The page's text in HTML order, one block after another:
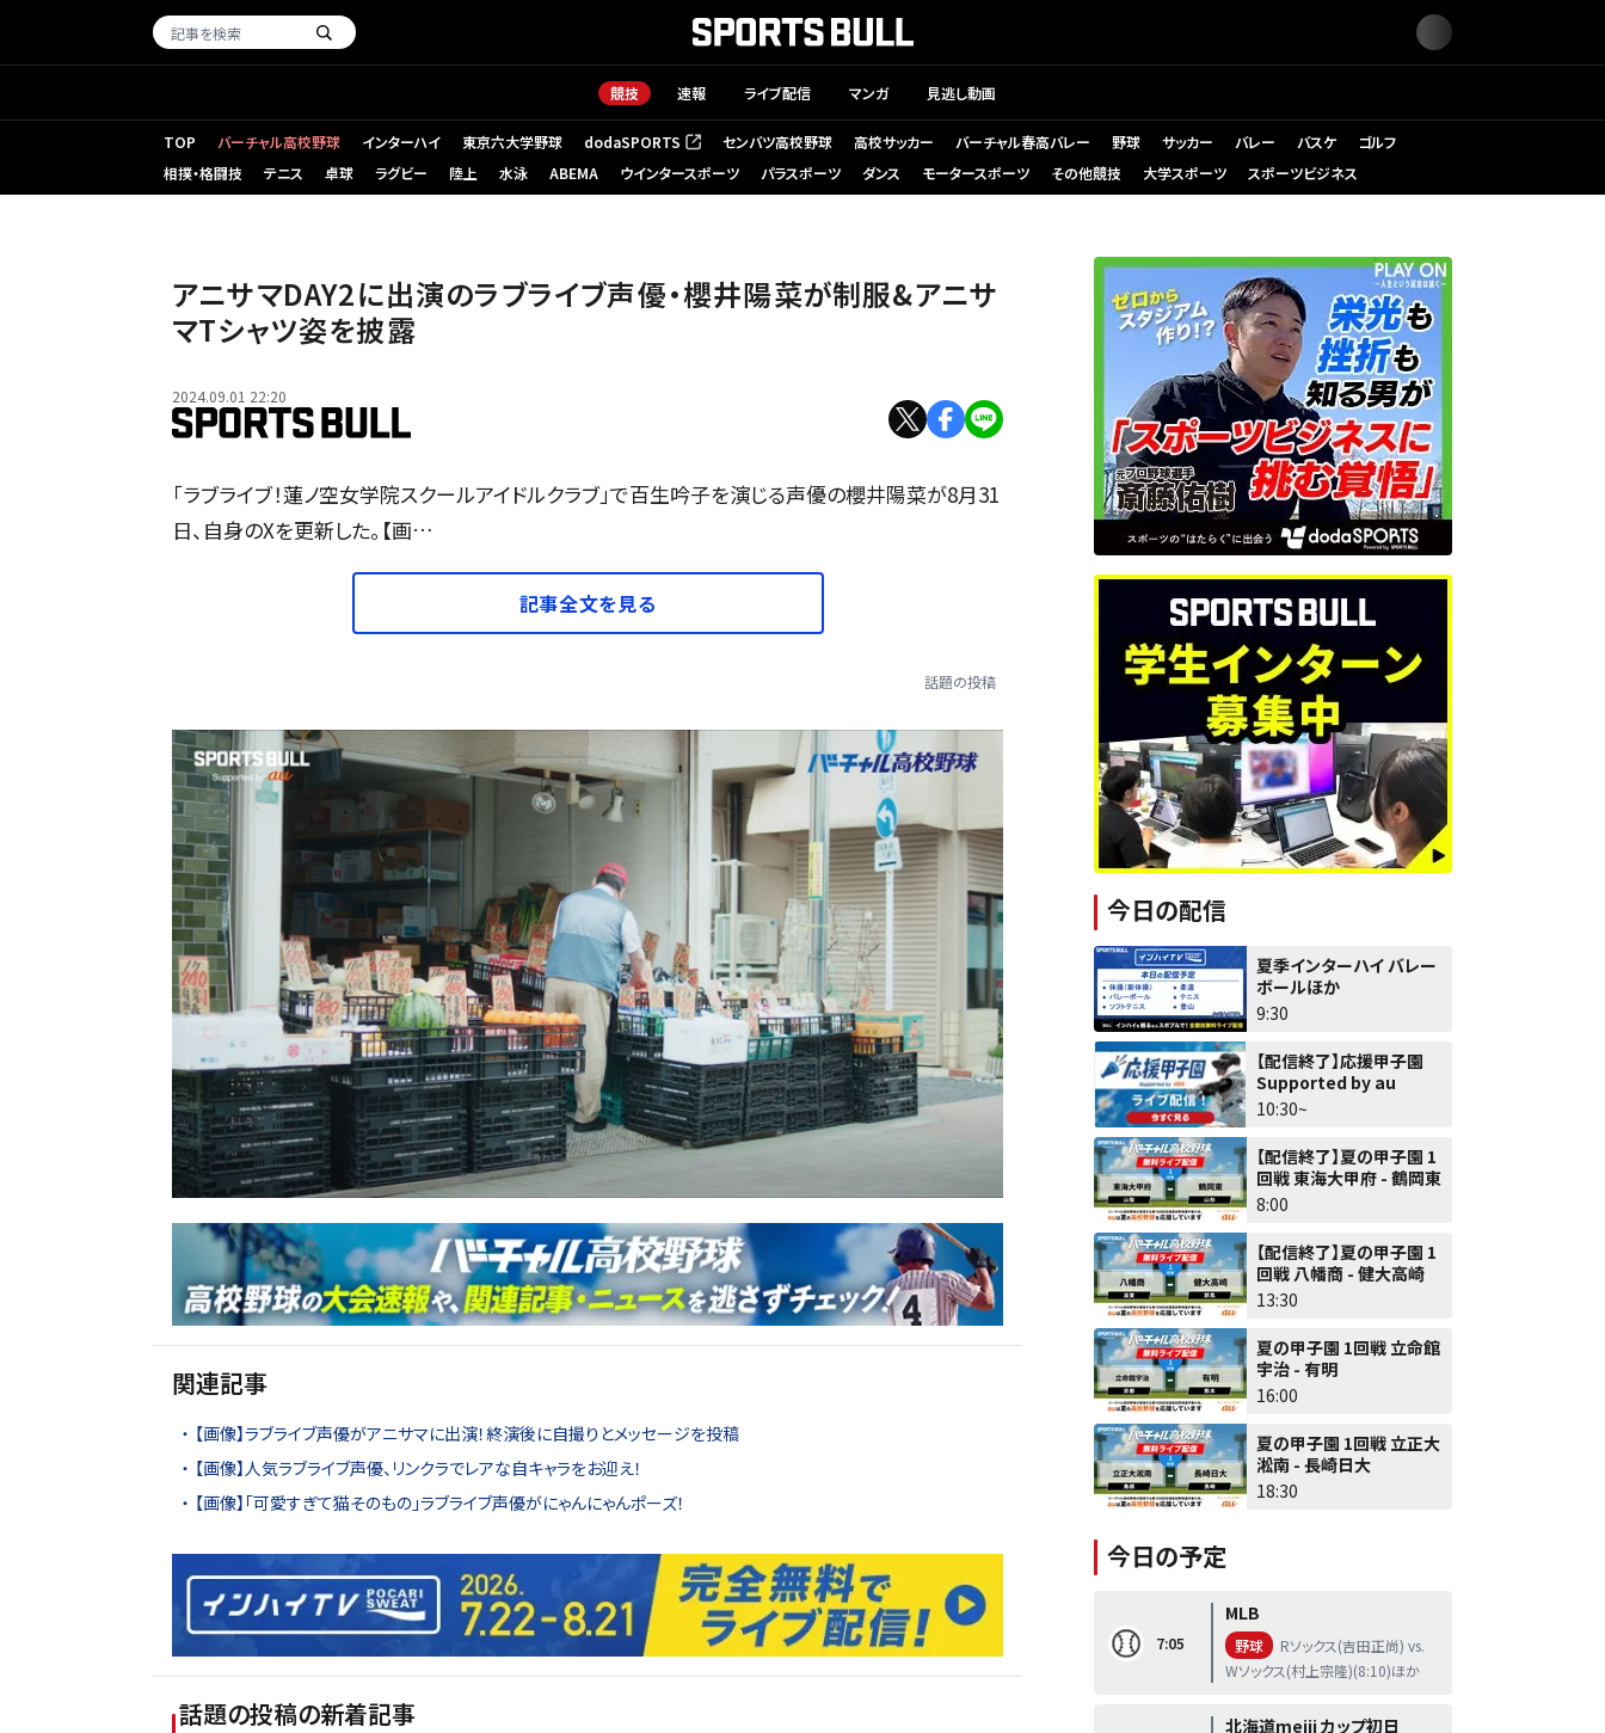
競技 速報 ライブ配信 マンガ 見逃し動画
TOP バーチャル高校野球 インターハイ 東京六大学野球 dodaSPORTS
（新しいタブで開く） センバツ高校野球 高校サッカー バーチャル春高バレー 野球 サッカー バレー バスケ
ゴルフ
相撲・格闘技
テニス 卓球 ラグビー 陸上 水泳 ABEMA ウインタースポーツ パラスポーツ ダンス モータースポーツ その他競技 大学スポーツ スポーツビジネス
アニサマDAY2に出演のラブライブ声優・櫻井陽菜が制服&アニサ
マTシャツ姿を披露
2024.09.01 22:20
「ラブライブ！蓮ノ空女学院スクールアイドルクラブ」で百生吟子を演じる声優の櫻井陽菜が8月31
日、自身のXを更新した。【画…
記事全文を見る
話題の投稿
関連記事
【画像】ラブライブ声優がアニサマに出演！終演後に自撮りとメッセージを投稿
【画像】人気ラブライブ声優、リンクラでレアな自キャラをお迎え！
【画像】「可愛すぎて猫そのもの」ラブライブ声優がにゃんにゃんポーズ！
話題の投稿の新着記事
今日の配信
夏季インターハイ バレー
ボールほか
9:30
【配信終了】応援甲子園
Supported by au
10:30~
【配信終了】夏の甲子園 1
回戦 東海大甲府 - 鶴岡東
8:00
【配信終了】夏の甲子園 1
回戦 八幡商 - 健大高崎
13:30
夏の甲子園 1回戦 立命館
宇治 - 有明
16:00
夏の甲子園 1回戦 立正大
淞南 - 長崎日大
18:30
今日の予定
7:05
MLB
野球
Rソックス(吉田正尚) vs.
Wソックス(村上宗隆)(8:10)ほか
北海道meiji カップ初日